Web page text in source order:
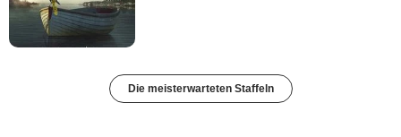
Die meisterwarteten Staffeln